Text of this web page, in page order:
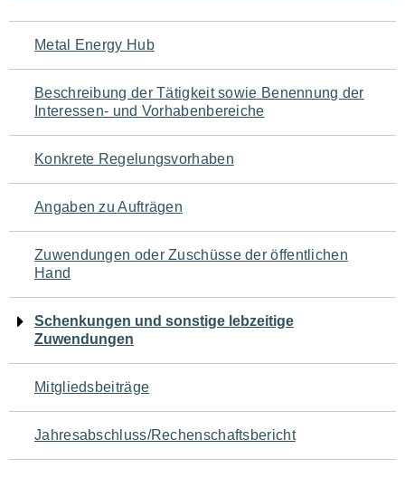
Navigation
für
den
Seiteninhalt
Metal Energy Hub
Beschreibung der Tätigkeit sowie Benennung der
Interessen- und Vorhabenbereiche
Konkrete Regelungsvorhaben
Angaben zu Aufträgen
Zuwendungen oder Zuschüsse der öffentlichen
Hand
Schenkungen und sonstige lebzeitige
Zuwendungen
Mitgliedsbeiträge
Jahresabschluss/Rechenschaftsbericht